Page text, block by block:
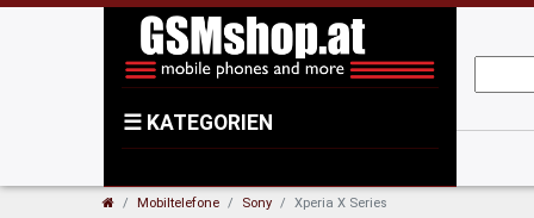
☰ KATEGORIEN
Mobiltelefone Sony Xperia X Series